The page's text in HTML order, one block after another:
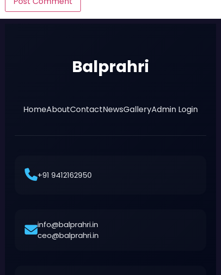
Balprahri
HomeAboutContactNewsGalleryAdmin Login
+91 9412162950
info@balprahri.in
ceo@balprahri.in